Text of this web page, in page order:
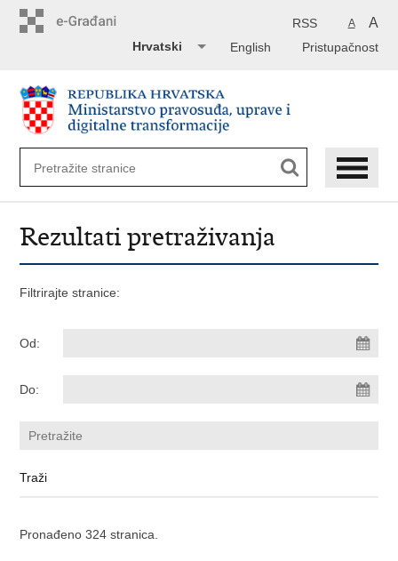
A A
RSS
Pristupačnost
English
Hrvatski
Rezultati pretraživanja
Filtrirajte stranice:
Od:
Do:
Pronađeno 324 stranica.